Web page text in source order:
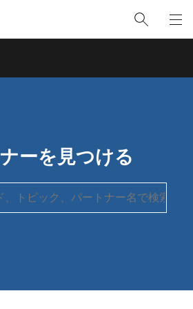
ーを見つける